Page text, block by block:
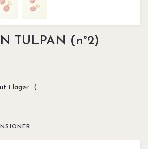
TULPAN (n°2)
i lager. :(